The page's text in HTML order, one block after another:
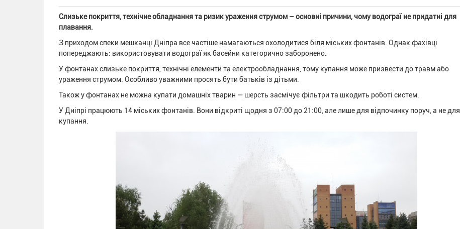
Слизьке покриття, технічне обладнання та ризик ураження струмом – основні причини, чому водограї не придатні для
плавання.
З приходом спеки мешканці Дніпра все частіше намагаються охолодитися біля міських фонтанів. Однак фахівці
попереджають: використовувати водограї як басейни категорично заборонено.
У фонтанах слизьке покриття, технічні елементи та електрообладнання, тому купання може призвести до травм або
ураження струмом. Особливо уважними просять бути батьків із дітьми.
Також у фонтанах не можна купати домашніх тварин — шерсть засмічує фільтри та шкодить роботі систем.
У Дніпрі працюють 14 міських фонтанів. Вони відкриті щодня з 07:00 до 21:00, але лише для відпочинку поруч, а не для
купання.